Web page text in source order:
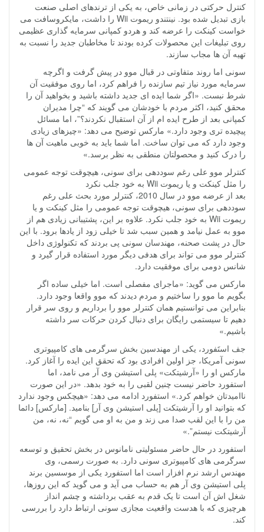
کنترل حرکتی در زمانی خاص، به یکی از ترندهای اصلی صنعت
بازی تبدیل شده بود. نینتندو ریموت Wii را داشت، مایکروسافت می
خواست کینکت را عرضه کند و هردو کمپانی سرمایه گذاری عظیمی
روی تبلیغات این محصولات کرده بودند تا مخاطبان جدید را نسبت به
تهیه آن ها مجاب سازند.
سونی اما روند متفاوتی در قبال موو در پیش گرفت و اگرچه
سرمایه مورد نیاز تیم سازنده را فراهم کرد، اما روی موفقیت آن
شرط نبست. «اگر شما ایده ای جدید داشته باشید و بخواهید آن را
محقق کنید، اکثر مردم با خودشان می گویند که “چرا مدیران
کمپانی بعد از طرح ایده ام از آن استقبال نکردند؟”، اما مسائل
پیچیده تری وجود دارد.» مارکس توضیح می دهد: «چیزهای زیادی
وجود دارد که می توان ساخت. اما شما باید به خوبی ماهیت آن ها
را درک کنید و محصولتان منطقی به نظر برسد.»
کنترلر موو علی رغم سوددهی برای سونی، هیچوقت توجه عمومی
را مثل کینکت و یا ریموت Wii به خود جلب نکرد
بعد از عرضه موو در سال 2010، کنترلر مورد بحث علی رغم
سوددهی برای سونی، هیچوقت توجه عمومی را مثل کینکت و یا
ریموت Wii به خود جلب نکرد. علاوه بر این، پشتیبانی زیادی هم از
موو به عمل نیامد و همین سبب شد تا خیلی زود از یادها برود. با این
حال در پشت صحنه، مهندسان سونی پی بردند که تکنولوژی داخل
کنترلر موو می تواند برای هدفی دیگر مورد استفاده قرار گیرد و
شانس دومی برای موفقیت دارد.
مارکس می گوید: «ماجرای مفصلی است. اما خیلی ساده اگر
بگویم ما موو را ساختیم و مردم دیدند که موو واقعا وجود دارد.
بنابراین می توانستیم همان کنترلر موو را برداریم و روی سر قرار
دهیم تا سیستمی رایگان برای دنبال کردن حرکات سر داشته
باشیم.»
جف استَفورد، یکی از مهندسین بخش سرگرمی های کامپیوتری
سونی آمریکا، جز اولین افرادی بود که تحقق این ایده را آغاز کرد.
مارکس او را «آرشیتکت» پلی استیشن وی آر می نامد، اما
استفورد حاضر نیست چنین لقبی را به خود بدهد. «در این صورت
ناامیدتان خواهم کرد.» استفورد ادامه می دهد: «هیچکس وجود ندارد
که بتوانید او را آرشیتکت [پلی استیشن وی آر] بنامید. [مارکس] دائما
من را با این لقب صدا می زند و من به او می گویم “نه، نه، من
آرشیتکت نیستم”.»
استفورد در حال حاضر مسئولیتی نامانوس در بخش تحقیق و توسعه
سرگرمی های کامپیوتری سونی دارد. به صورت رسمی، وی
مهندس ارشد نرم افزار است اما استفورد یکی از موسسین برند
پلی استیشن وی آر هم به حساب می آید و می گوید که این روزها،
شغل اش آن است تا یک قدم به عقب برداشته و چشم انداز
هرچیزی که با هدست واقعیت مجازی سونی ارتباط دارد را بررسی
کند.